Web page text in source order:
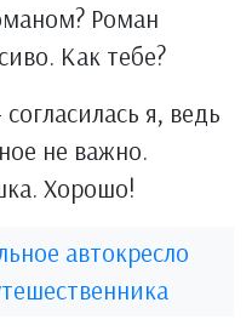
Роман
Как тебе?
я, ведь
не важно.
Хорошо!
автокресло